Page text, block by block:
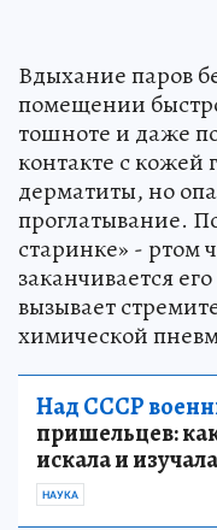
Вдыхание паров
помещении
тошноте и даже
контакте с кожей
дерматиты, но
проглатывание.
старинке» - ртом
заканчивается
вызывает
химической
Над СССР
пришельцев:
искала и
НАУКА